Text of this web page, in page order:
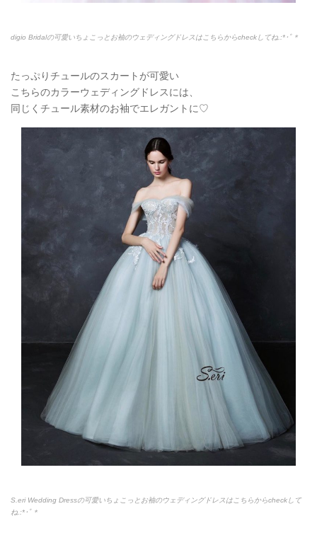
digio Bridalの可愛いちょこっとお袖のウェディングドレスはこちらからcheckしてね.:*･ﾟ＊
たっぷりチュールのスカートが可愛い
こちらのカラーウェディングドレスには、
同じくチュール素材のお袖でエレガントに♡
S.eri Wedding Dressの可愛いちょこっとお袖のウェディングドレスはこちらからcheckして
ね.:*･ﾟ＊